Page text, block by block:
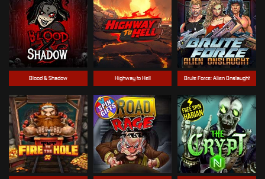
Highway to Hell
Blood & Shadow Brute Force: Alien Onslaught